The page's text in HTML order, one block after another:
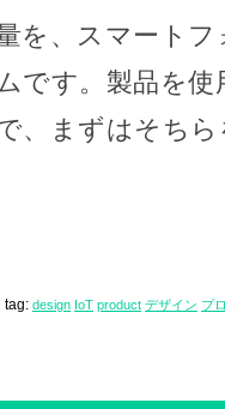
を、スマート
です。製品を
、まずはそち
tag: design IoT product デザイン プ